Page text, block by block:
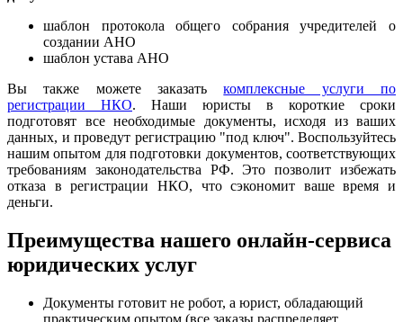
шаблон протокола общего собрания учредителей о
создании АНО
шаблон устава АНО
Вы также можете заказатькомплексные услуги по
регистрации НКО. Наши юристы в короткие сроки
подготовят все необходимые документы, исходя из ваших
данных, и проведут регистрацию "под ключ". Воспользуйтесь
нашим опытом для подготовки документов, соответствующих
требованиям законодательства РФ. Это позволит избежать
отказа в регистрации НКО, что сэкономит ваше время и
деньги.
Преимущества нашего онлайн-сервиса
юридических услуг
Документы готовит не робот, а юрист, обладающий
практическим опытом (все заказы распределяет